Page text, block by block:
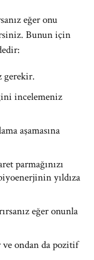
eğer onu
Bunun için
gerekir.
incelemeniz
aşamasına
parmağınızı
yıldıza
eğer onunla
ondan da pozitif